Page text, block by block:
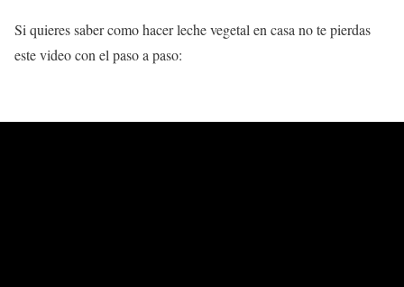
Si quieres saber como hacer leche vegetal en casa no te pierdas
este video con el paso a paso: